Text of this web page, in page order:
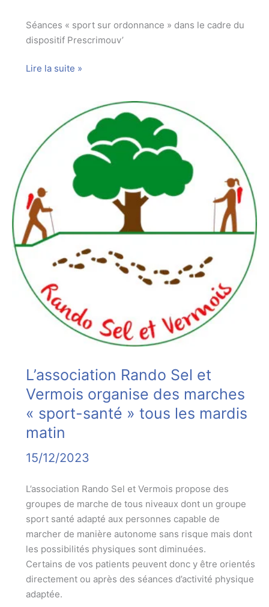
Séances « sport sur ordonnance » dans le cadre du
dispositif Prescrimouv’
Séances
renforcement
musculaire
/
équilibre
/
souplesse
avec
le
Ball
Club
Port
Lire la suite »
L’association Rando Sel et
Vermois organise des marches
« sport-santé » tous les mardis
matin
15/12/2023
L’association Rando Sel et Vermois propose des
groupes de marche de tous niveaux dont un groupe
sport santé adapté aux personnes capable de
marcher de manière autonome sans risque mais dont
les possibilités physiques sont diminuées.
Certains de vos patients peuvent donc y être orientés
directement ou après des séances d’activité physique
adaptée.